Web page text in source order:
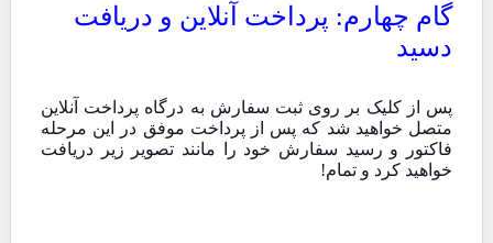
گام چهارم: پرداخت آنلاین و دریافت
دسید
پس از کلیک بر روی ثبت سفارش به درگاه پرداخت آنلاین
متصل خواهید شد که پس از پرداخت موفق در این مرحله
فاکتور و رسید سفارش خود را مانند تصویر زیر دریافت
خواهید کرد و تمام!